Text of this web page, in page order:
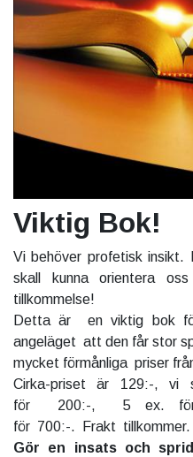
Viktig Bok!
Vi behöver profetisk insikt.
skall kunna orientera
tillkommelse!
Detta är en viktig bok
angeläget att den får stor
mycket förmånliga priser
Cirka-priset är 129:-,
för 200:-, 5 ex.
för 700:-. Frakt tillkommer.
Gör en insats och